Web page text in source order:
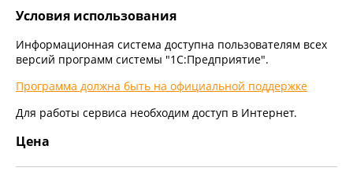
Условия использования
Информационная система доступна пользователям всех
версий программ системы "1С:Предприятие".
Программа должна быть на официальной поддержке
Для работы сервиса необходим доступ в Интернет.
Цена